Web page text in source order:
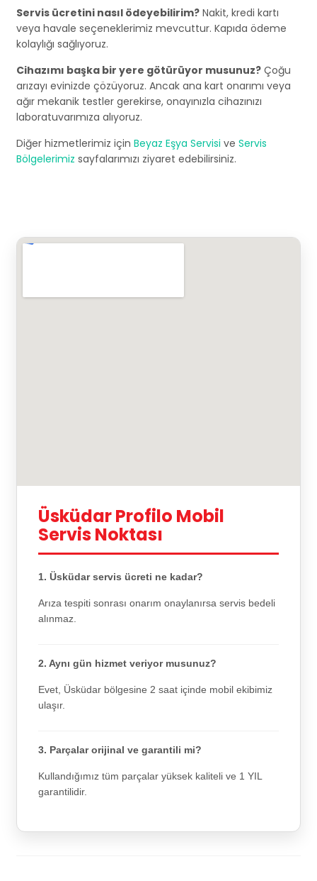
Servis ücretini nasıl ödeyebilirim? Nakit, kredi kartı
veya havale seçeneklerimiz mevcuttur. Kapıda ödeme
kolaylığı sağlıyoruz.
Cihazımı başka bir yere götürüyor musunuz? Çoğu
arızayı evinizde çözüyoruz. Ancak ana kart onarımı veya
ağır mekanik testler gerekirse, onayınızla cihazınızı
laboratuvarımıza alıyoruz.
Diğer hizmetlerimiz için Beyaz Eşya Servisi ve Servis
Bölgelerimiz sayfalarımızı ziyaret edebilirsiniz.
Üsküdar Profilo Mobil
Servis Noktası
1. Üsküdar servis ücreti ne kadar?
Arıza tespiti sonrası onarım onaylanırsa servis bedeli
alınmaz.
2. Aynı gün hizmet veriyor musunuz?
Evet, Üsküdar bölgesine 2 saat içinde mobil ekibimiz
ulaşır.
3. Parçalar orijinal ve garantili mi?
Kullandığımız tüm parçalar yüksek kaliteli ve 1 YIL
garantilidir.